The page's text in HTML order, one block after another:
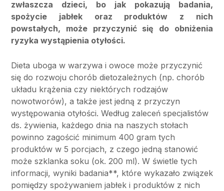
zwłaszcza dzieci, bo jak pokazują badania,
spożycie jabłek oraz produktów z nich
powstałych, może przyczynić się do obniżenia
ryzyka wystąpienia otyłości.
Dieta uboga w warzywa i owoce może przyczynić
się do rozwoju chorób dietozależnych (np. chorób
układu krążenia czy niektórych rodzajów
nowotworów), a także jest jedną z przyczyn
występowania otyłości. Według zaleceń specjalistów
ds. żywienia, każdego dnia na naszych stołach
powinno zagościć minimum 400 gram tych
produktów w 5 porcjach, z czego jedną stanowić
może szklanka soku (ok. 200 ml). W świetle tych
informacji, wyniki badania**, które wykazało związek
pomiędzy spożywaniem jabłek i produktów z nich